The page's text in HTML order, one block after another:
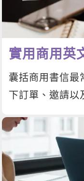
新聞英文
實用商用英
囊括商用書信最
下訂單、邀請以